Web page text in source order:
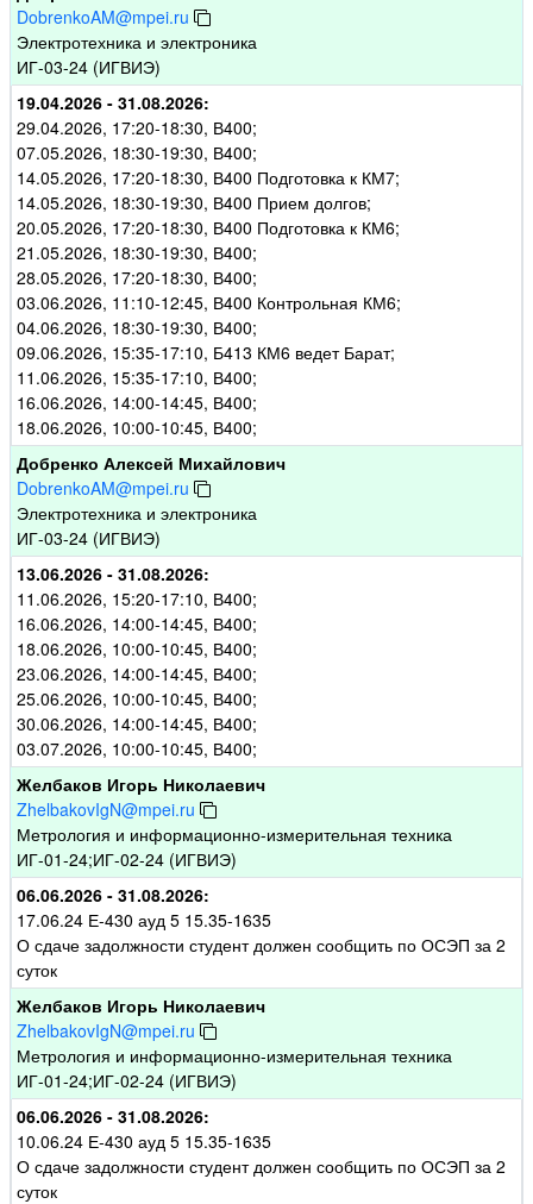
DobrenkoAM@mpei.ru
Электротехника и электроника
ИГ-03-24 (ИГВИЭ)
19.04.2026 - 31.08.2026:
29.04.2026, 17:20-18:30, В400;
07.05.2026, 18:30-19:30, В400;
14.05.2026, 17:20-18:30, В400 Подготовка к КМ7;
14.05.2026, 18:30-19:30, В400 Прием долгов;
20.05.2026, 17:20-18:30, В400 Подготовка к КМ6;
21.05.2026, 18:30-19:30, В400;
28.05.2026, 17:20-18:30, В400;
03.06.2026, 11:10-12:45, В400 Контрольная КМ6;
04.06.2026, 18:30-19:30, В400;
09.06.2026, 15:35-17:10, Б413 КМ6 ведет Барат;
11.06.2026, 15:35-17:10, В400;
16.06.2026, 14:00-14:45, В400;
18.06.2026, 10:00-10:45, В400;
Добренко Алексей Михайлович
DobrenkoAM@mpei.ru
Электротехника и электроника
ИГ-03-24 (ИГВИЭ)
13.06.2026 - 31.08.2026:
11.06.2026, 15:20-17:10, В400;
16.06.2026, 14:00-14:45, В400;
18.06.2026, 10:00-10:45, В400;
23.06.2026, 14:00-14:45, В400;
25.06.2026, 10:00-10:45, В400;
30.06.2026, 14:00-14:45, В400;
03.07.2026, 10:00-10:45, В400;
Желбаков Игорь Николаевич
ZhelbakovIgN@mpei.ru
Метрология и информационно-измерительная техника
ИГ-01-24;ИГ-02-24 (ИГВИЭ)
06.06.2026 - 31.08.2026:
17.06.24 Е-430 ауд 5 15.35-1635
О сдаче задолжности студент должен сообщить по ОСЭП за 2
суток
Желбаков Игорь Николаевич
ZhelbakovIgN@mpei.ru
Метрология и информационно-измерительная техника
ИГ-01-24;ИГ-02-24 (ИГВИЭ)
06.06.2026 - 31.08.2026:
10.06.24 Е-430 ауд 5 15.35-1635
О сдаче задолжности студент должен сообщить по ОСЭП за 2
суток